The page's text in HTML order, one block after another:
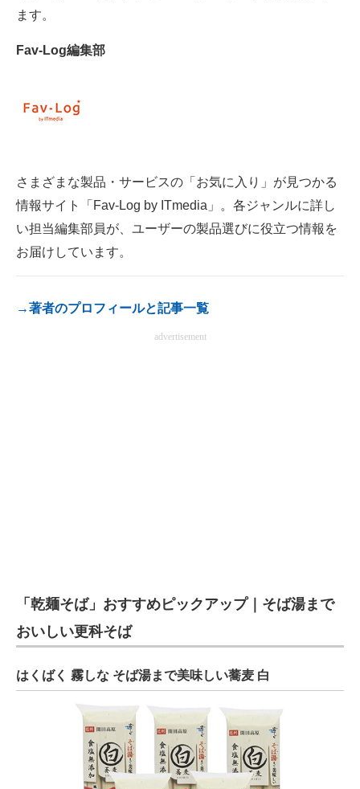
IT製品の技術・比較・事例
製造業のIT導入・活用を支援
エレクトロニクス専門サイト
エネルギーの専門メディア
建設×テクノロジーの最前線
ちょっと気になるネットの話題
ます。
Fav-Log編集部
さまざまな製品・サービスの「お気に入り」が見つかる
情報サイト「Fav-Log by ITmedia」。各ジャンルに詳し
い担当編集部員が、ユーザーの製品選びに役立つ情報を
お届けしています。
→著者のプロフィールと記事一覧
advertisement
「乾麺そば」おすすめピックアップ｜そば湯まで
おいしい更科そば
はくばく 霧しな そば湯まで美味しい蕎麦 白